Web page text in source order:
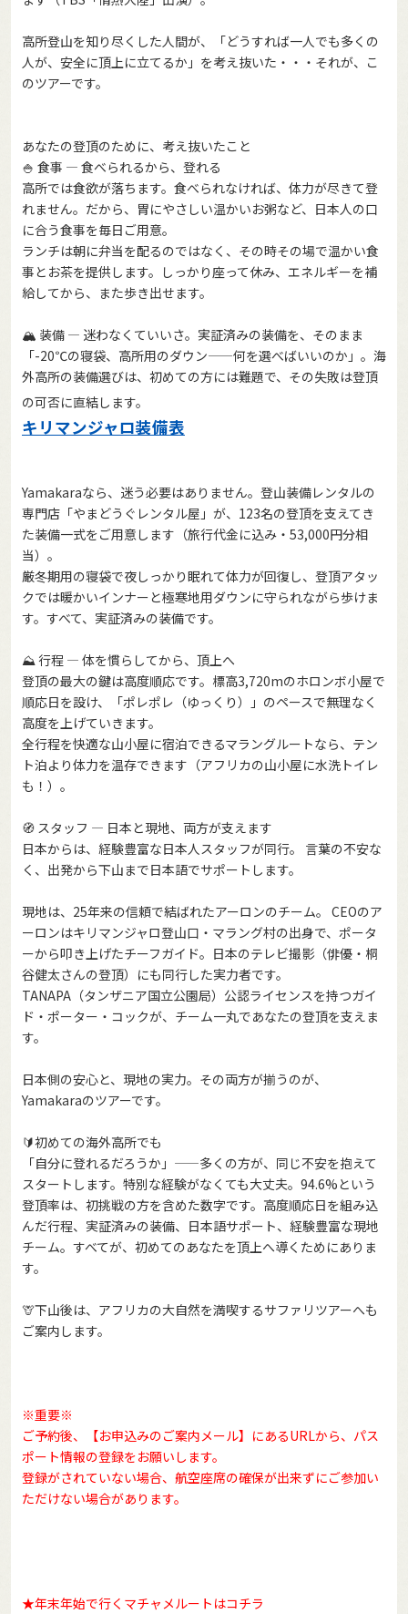
高所登山を知り尽くした人間が、「どうすれば一人でも多くの
人が、安全に頂上に立てるか」を考え抜いた・・・それが、こ
のツアーです。
あなたの登頂のために、考え抜いたこと
🍚 食事 — 食べられるから、登れる
高所では食欲が落ちます。食べられなければ、体力が尽きて登
れません。だから、胃にやさしい温かいお粥など、日本人の口
に合う食事を毎日ご用意。
ランチは朝に弁当を配るのではなく、その時その場で温かい食
事とお茶を提供します。しっかり座って休み、エネルギーを補
給してから、また歩き出せます。
🏔️ 装備 — 迷わなくていいさ。実証済みの装備を、そのまま
「-20℃の寝袋、高所用のダウン——何を選べばいいのか」。海
外高所の装備選びは、初めての方には難題で、その失敗は登頂
の可否に直結します。
キリマンジャロ装備表
Yamakaraなら、迷う必要はありません。登山装備レンタルの
専門店「やまどうぐレンタル屋」が、123名の登頂を支えてき
た装備一式をご用意します（旅行代金に込み・53,000円分相
当）。
厳冬期用の寝袋で夜しっかり眠れて体力が回復し、登頂アタッ
クでは暖かいインナーと極寒地用ダウンに守られながら歩けま
す。すべて、実証済みの装備です。
⛰️ 行程 — 体を慣らしてから、頂上へ
登頂の最大の鍵は高度順応です。標高3,720mのホロンボ小屋で
順応日を設け、「ポレポレ（ゆっくり）」のペースで無理なく
高度を上げていきます。
全行程を快適な山小屋に宿泊できるマラングルートなら、テン
ト泊より体力を温存できます（アフリカの山小屋に水洗トイレ
も！）。
🧭 スタッフ — 日本と現地、両方が支えます
日本からは、経験豊富な日本人スタッフが同行。 言葉の不安な
く、出発から下山まで日本語でサポートします。
現地は、25年来の信頼で結ばれたアーロンのチーム。 CEOのア
ーロンはキリマンジャロ登山口・マラング村の出身で、ポータ
ーから叩き上げたチーフガイド。日本のテレビ撮影（俳優・桐
谷健太さんの登頂）にも同行した実力者です。
TANAPA（タンザニア国立公園局）公認ライセンスを持つガイ
ド・ポーター・コックが、チーム一丸であなたの登頂を支えま
す。
日本側の安心と、現地の実力。その両方が揃うのが、
Yamakaraのツアーです。
🔰初めての海外高所でも
「自分に登れるだろうか」——多くの方が、同じ不安を抱えて
スタートします。特別な経験がなくても大丈夫。94.6%という
登頂率は、初挑戦の方を含めた数字です。高度順応日を組み込
んだ行程、実証済みの装備、日本語サポート、経験豊富な現地
チーム。すべてが、初めてのあなたを頂上へ導くためにありま
す。
🦒下山後は、アフリカの大自然を満喫するサファリツアーへも
ご案内します。
※重要※
ご予約後、【お申込みのご案内メール】にあるURLから、パス
ポート情報の登録をお願いします。
登録がされていない場合、航空座席の確保が出来ずにご参加い
ただけない場合があります。
★年末年始で行くマチャメルートはコチラ